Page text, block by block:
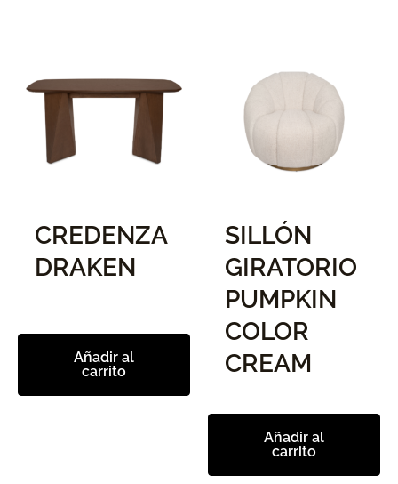
CREDENZA
DRAKEN
Añadir al
carrito
SILLÓN
GIRATORIO
PUMPKIN
COLOR
CREAM
Añadir al
carrito